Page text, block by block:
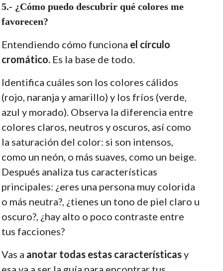
5.- ¿Cómo puedo descubrir qué colores me
favorecen?
Entendiendo cómo funciona el círculo
cromático. Es la base de todo.
Identifica cuáles son los colores cálidos
(rojo, naranja y amarillo) y los fríos (verde,
azul y morado). Observa la diferencia entre
colores claros, neutros y oscuros, así como
la saturación del color: si son intensos,
como un neón, o más suaves, como un beige.
Después analiza tus características
principales: ¿eres una persona muy colorida
o más neutra?, ¿tienes un tono de piel claro u
oscuro?, ¿hay alto o poco contraste entre
tus facciones?
Vas a anotar todas estas característicasy